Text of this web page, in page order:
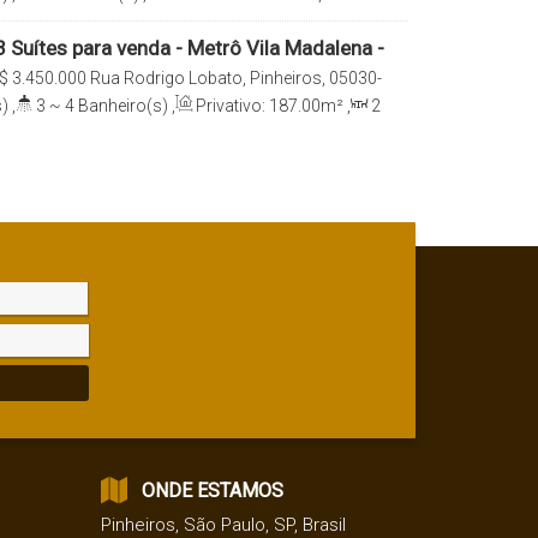
3672
Suítes para venda - Metrô Vila Madalena -
3.450.000 Rua Rodrigo Lobato, Pinheiros, 05030-
São Paulo, São Paulo, Brasil
3 ~ 4 Banheiro(s) Privativo: 187 .00m²
2
ONDE ESTAMOS
Pinheiros, São Paulo, SP, Brasil